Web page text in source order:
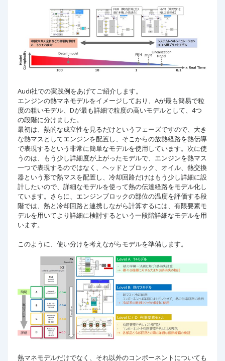
Audi社での実践例をあげてご紹介します。
エンジンの熱マネモデルをイメージしており、Aが最も簡易で粒
度の粗いモデル、Dが最も詳細で粒度の高いモデルとして、4つ
の段階に分けました。
最初は、熱的な成立性を見るだけというフェーズですので、大き
な熱マスとしてエンジンを配置し、そこからの放熱経路を熱伝導
で表現するという非常に簡単なモデルを使用しています。次に使
うのは、もう少し詳細度が上がったモデルで、エンジンを熱マス
一つで表現するのではなく、ヘッドとブロック、オイル、熱交換
器という形で熱マスを配置し、冷却回路だけはもう少し詳細に設
計したいので、詳細なモデルを使って熱の伝達経路をモデル化し
ています。さらに、エンジンブロックの部位の温度を評価する段
階では、熱と冷却回路と連携しながら計算するには、有限要素モ
デルを用いてより詳細に検討するという一段階詳細なモデルを用
います。
このように、使い分けを考えながらモデルを準備します。
熱マネモデルだけでなく、それ以外のコンポーネントについても